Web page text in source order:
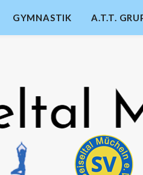
GYMNASTIK A.T.T.